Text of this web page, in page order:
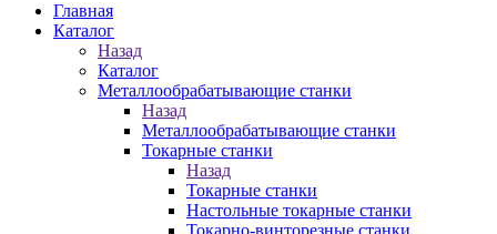
Главная
Каталог
Назад
Каталог
Металлообрабатывающие станки
Назад
Металлообрабатывающие станки
Токарные станки
Назад
Токарные станки
Настольные токарные станки
Токарно-винторезные станки